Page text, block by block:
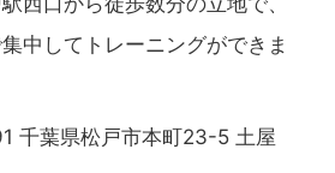
中してトレーニングができま
千葉県松戸市本町23-5 土屋